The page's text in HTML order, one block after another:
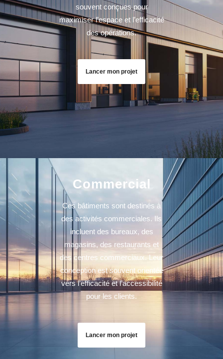
souvent conçues pour
maximiser l’espace et l’efficacité
des opérations.
Lancer mon projet
Commercial
Ces bâtiments sont destinés à
des activités commerciales. Ils
incluent des bureaux, des
magasins, des restaurants et
des centres commerciaux. Leur
conception est souvent orientée
vers l’efficacité et l’accessibilité
pour les clients.
Lancer mon projet